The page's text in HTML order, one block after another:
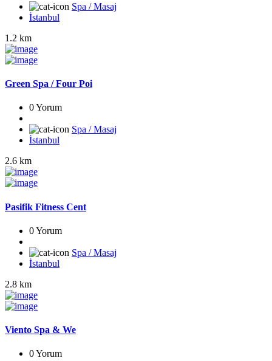
Spa / Masaj
İstanbul
1.2 km
Green Spa / Four Poi
0 Yorum
Spa / Masaj
İstanbul
2.6 km
Pasifik Fitness Cent
0 Yorum
Spa / Masaj
İstanbul
2.8 km
Viento Spa & We
0 Yorum